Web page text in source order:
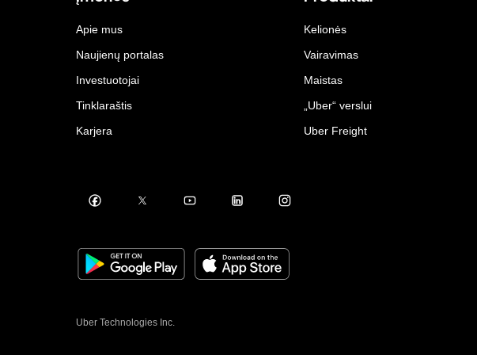
Apie mus
Naujienų portalas
Investuotojai
Tinklaraštis
Karjera
Kelionės
Vairavimas
Maistas
„Uber“ verslui
Uber Freight
Uber Technologies Inc.